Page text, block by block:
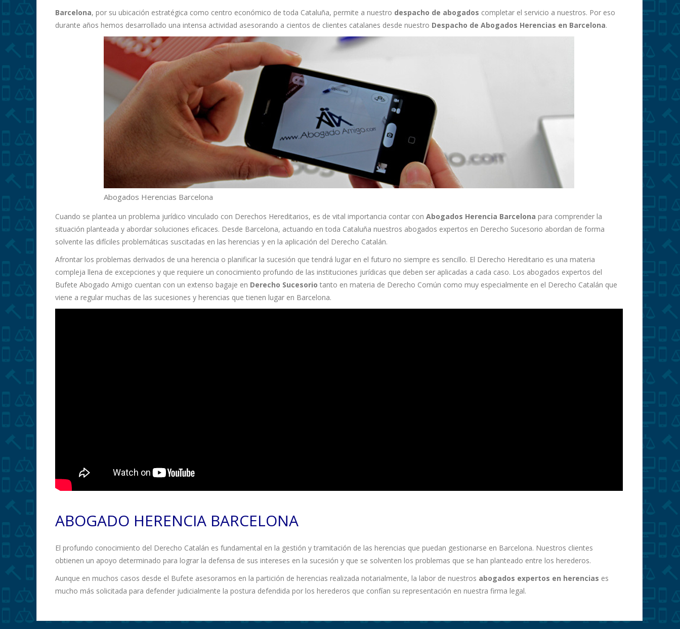
Barcelona, por su ubicación estratégica como centro económico de toda Cataluña, permite a nuestro despacho de abogados completar el servicio a nuestros. Por eso
durante años hemos desarrollado una intensa actividad asesorando a cientos de clientes catalanes desde nuestro Despacho de Abogados Herencias en Barcelona.
Abogados Herencias Barcelona
Cuando se plantea un problema jurídico vinculado con Derechos Hereditarios, es de vital importancia contar con Abogados Herencia Barcelona para comprender la
situación planteada y abordar soluciones eficaces. Desde Barcelona, actuando en toda Cataluña nuestros abogados expertos en Derecho Sucesorio abordan de forma
solvente las difíciles problemáticas suscitadas en las herencias y en la aplicación del Derecho Catalán.
Afrontar los problemas derivados de una herencia o planificar la sucesión que tendrá lugar en el futuro no siempre es sencillo. El Derecho Hereditario es una materia
compleja llena de excepciones y que requiere un conocimiento profundo de las instituciones jurídicas que deben ser aplicadas a cada caso. Los abogados expertos del
Bufete Abogado Amigo cuentan con un extenso bagaje en Derecho Sucesorio tanto en materia de Derecho Común como muy especialmente en el Derecho Catalán que
viene a regular muchas de las sucesiones y herencias que tienen lugar en Barcelona.
ABOGADO HERENCIA BARCELONA
El profundo conocimiento del Derecho Catalán es fundamental en la gestión y tramitación de las herencias que puedan gestionarse en Barcelona. Nuestros clientes
obtienen un apoyo determinado para lograr la defensa de sus intereses en la sucesión y que se solventen los problemas que se han planteado entre los herederos.
Aunque en muchos casos desde el Bufete asesoramos en la partición de herencias realizada notarialmente, la labor de nuestros abogados expertos en herencias es
mucho más solicitada para defender judicialmente la postura defendida por los herederos que confían su representación en nuestra firma legal.